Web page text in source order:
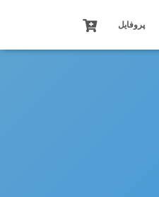
پروفایل